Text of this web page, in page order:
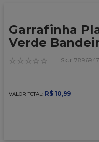
Garrafinha
Verde
☆ ☆ ☆ ☆ ☆ :
VALOR TOTAL: R$ 10,99
6
granulado
caixa kraft